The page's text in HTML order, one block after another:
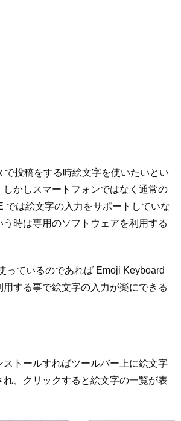
で投稿をする時絵文字を使いたいとい
しかしスマートフォンではなく通常の
では絵文字の入力をサポートしていな
時は専用のソフトウェアを利用する
っているのであれば Emoji Keyboard
用する事で絵文字の入力が楽にできる
ストールすればツールバー上に絵文字
、クリックすると絵文字の一覧が表